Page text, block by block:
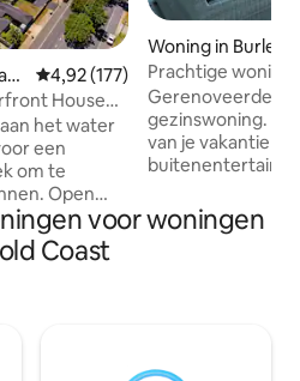
Gemiddelde beoordeling van
4,92 (177)
House
het water
een
om te
Open
in je eigen
met
de Gold
Woning in
Prachtige woning
op een ideale
Gerenoveerde,
gezinswoning.
van je vakantie
het sprankelende
Fantastische
prachtige
voor woningen
Coast